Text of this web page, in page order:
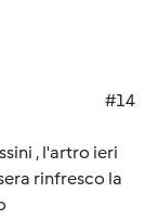
#14
, l'artro ieri
rinfresco la